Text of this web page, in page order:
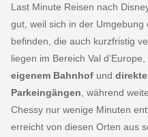
Last Minute Reisen nach
gut, weil sich in der
befinden, die auch kurzfristig
liegen im Bereich Val d’Europe,
eigenem Bahnhof und
Parkeingängen , während
Chessy nur wenige Minuten
erreicht von diesen Orten aus